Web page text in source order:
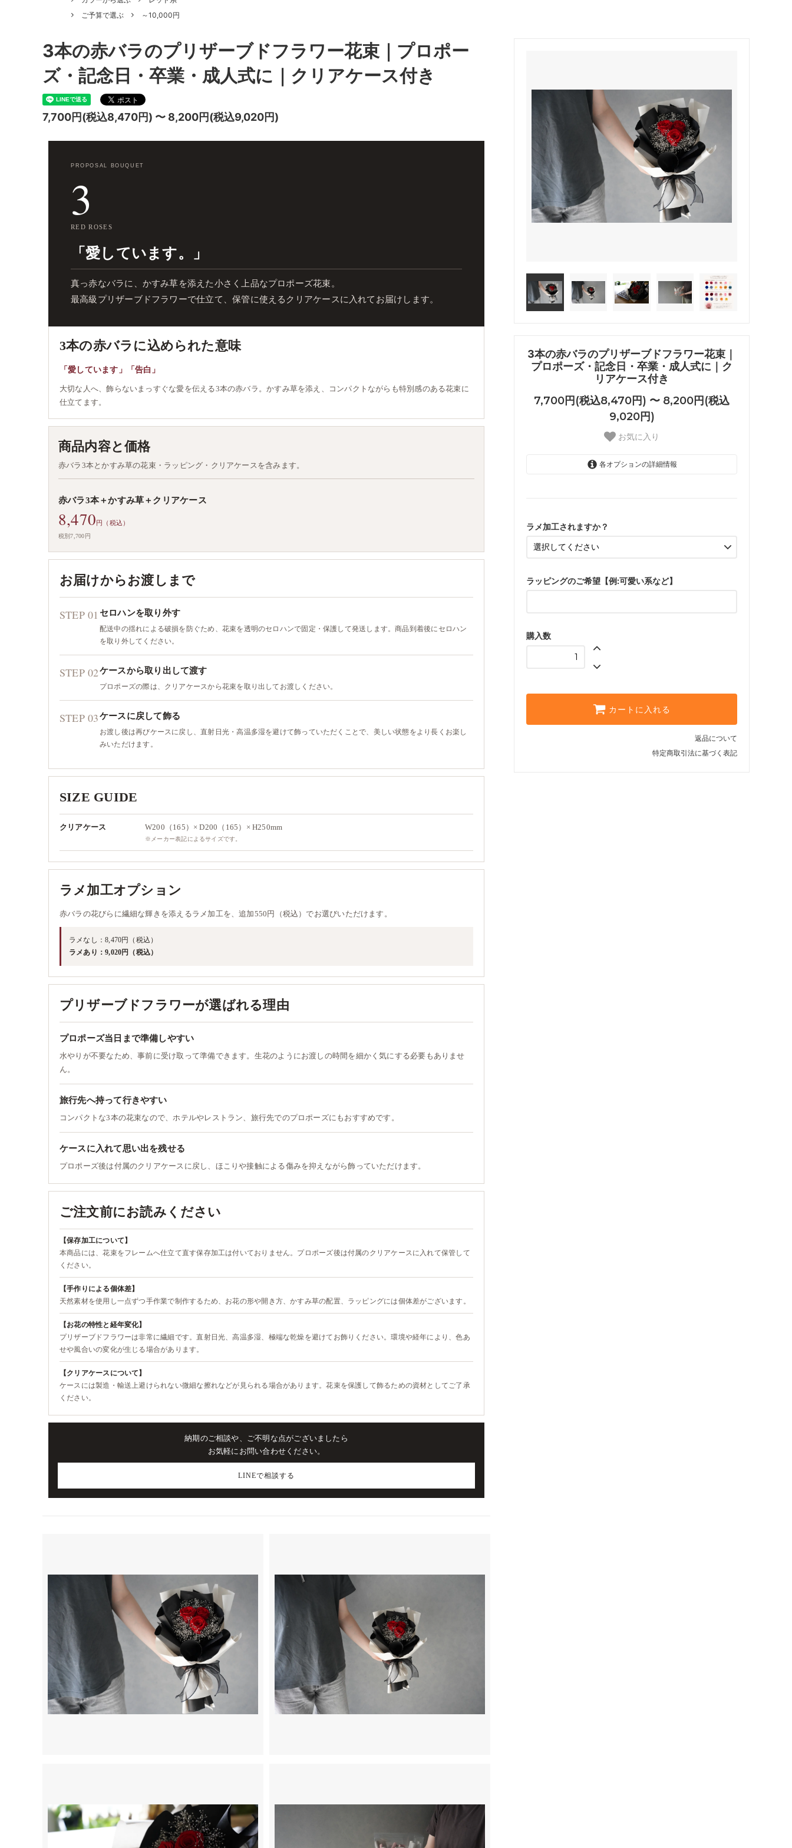
ご予算で選ぶ
～10,000円
3本の赤バラのプリザーブドフラワー花束｜
プロポーズ・記念日・卒業・成人式に｜ク
リアケース付き
7,700円(税込8,470円) 〜 8,200円(税込
9,020円)
お気に入り
各オプションの詳細情報
ラメ加工されますか？
ラッピングのご希望【例:可愛い系など】
購入数
カートに入れる
返品について
特定商取引法に基づく表記
3本の赤バラのプリザーブドフラワー花束｜プロポー
ズ・記念日・卒業・成人式に｜クリアケース付き
7,700円(税込8,470円) 〜 8,200円(税込9,020円)
PROPOSAL BOUQUET
3
RED ROSES
「愛しています。」
真っ赤なバラに、かすみ草を添えた小さく上品なプロポーズ花束。
最高級プリザーブドフラワーで仕立て、保管に使えるクリアケースに入れてお届けします。
3本の赤バラに込められた意味
「愛しています」「告白」
大切な人へ、飾らないまっすぐな愛を伝える3本の赤バラ。かすみ草を添え、コンパクトながらも特別感のある花束に
仕立てます。
商品内容と価格
赤バラ3本とかすみ草の花束・ラッピング・クリアケースを含みます。
赤バラ3本＋かすみ草＋クリアケース
8,470 円（税込）
税別7,700円
お届けからお渡しまで
STEP 01 セロハンを取り外す
配送中の揺れによる破損を防ぐため、花束を透明のセロハンで固定・保護して発送します。商品到着後にセロハン
を取り外してください。
STEP 02ケースから取り出して渡す
プロポーズの際は、クリアケースから花束を取り出してお渡しください。
STEP 03ケースに戻して飾る
お渡し後は再びケースに戻し、直射日光・高温多湿を避けて飾っていただくことで、美しい状態をより長くお楽し
みいただけます。
SIZE GUIDE
クリアケース W200（165）× D200（165）× H250mm
※メーカー表記によるサイズです。
ラメ加工オプション
赤バラの花びらに繊細な輝きを添えるラメ加工を、追加550円（税込）でお選びいただけます。
ラメなし：8,470円（税込）
ラメあり：9,020円（税込）
プリザーブドフラワーが選ばれる理由
プロポーズ当日まで準備しやすい
水やりが不要なため、事前に受け取って準備できます。生花のようにお渡しの時間を細かく気にする必要もありませ
ん。
旅行先へ持って行きやすい
コンパクトな3本の花束なので、ホテルやレストラン、旅行先でのプロポーズにもおすすめです。
ケースに入れて思い出を残せる
プロポーズ後は付属のクリアケースに戻し、ほこりや接触による傷みを抑えながら飾っていただけます。
ご注文前にお読みください
【保存加工について】
本商品には、花束をフレームへ仕立て直す保存加工は付いておりません。プロポーズ後は付属のクリアケースに入れて保管して
ください。
【手作りによる個体差】
天然素材を使用し一点ずつ手作業で制作するため、お花の形や開き方、かすみ草の配置、ラッピングには個体差がございます。
【お花の特性と経年変化】
プリザーブドフラワーは非常に繊細です。直射日光、高温多湿、極端な乾燥を避けてお飾りください。環境や経年により、色あ
せや風合いの変化が生じる場合があります。
【クリアケースについて】
ケースには製造・輸送上避けられない微細な擦れなどが見られる場合があります。花束を保護して飾るための資材としてご了承
ください。
納期のご相談や、ご不明な点がございましたら
お気軽にお問い合わせください。
LINEで相談する